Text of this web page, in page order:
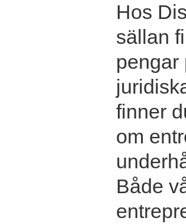
Hos
sällan
pengar
finner
om
Både